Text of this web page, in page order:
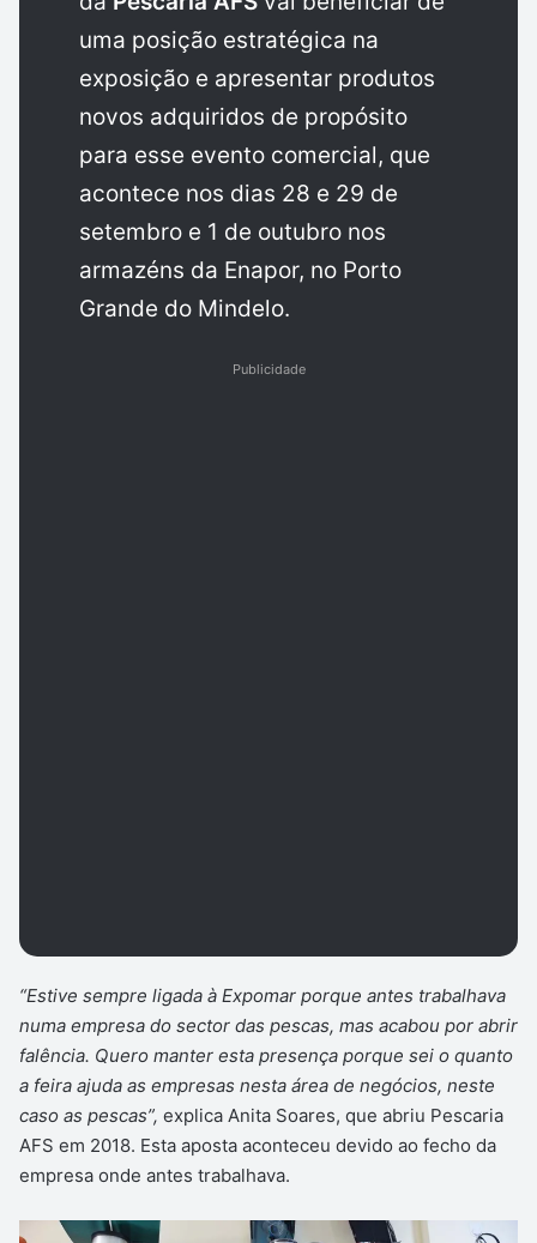
uma posição estratégica na
exposição e apresentar produtos
novos adquiridos de propósito
para esse evento comercial, que
acontece nos dias 28 e 29 de
setembro e 1 de outubro nos
armazéns da Enapor, no Porto
Grande do Mindelo.
Publicidade
“Estive sempre ligada à Expomar porque antes trabalhava
numa empresa do sector das pescas, mas acabou por abrir
falência. Quero manter esta presença porque sei o quanto
a feira ajuda as empresas nesta área de negócios, neste
caso as pescas”, explica Anita Soares, que abriu Pescaria
AFS em 2018. Esta aposta aconteceu devido ao fecho da
empresa onde antes trabalhava.